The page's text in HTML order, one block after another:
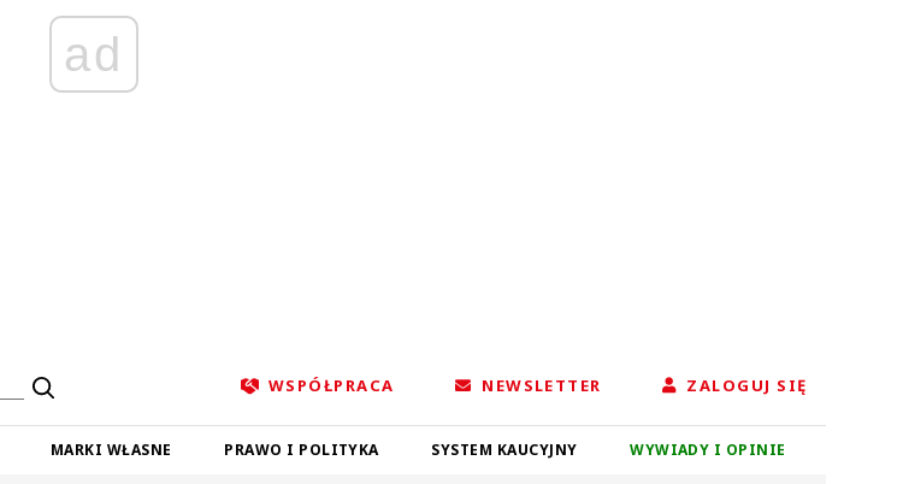
ad
WSPÓŁPRACA NEWSLETTER ZALOGUJ SIĘ
MARKI WŁASNE PRAWO I POLITYKA SYSTEM KAUCYJNY WYWIADY I OPINIE